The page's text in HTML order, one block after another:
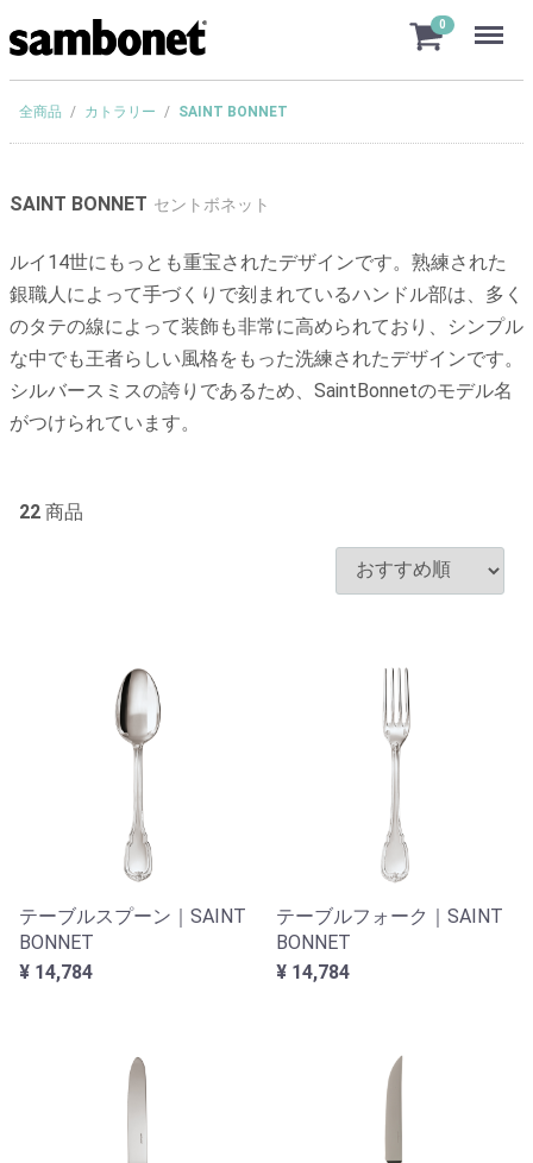
0 Menu
全商品 カトラリー SAINT BONNET
SAINT BONNET セントボネット
ルイ14世にもっとも重宝されたデザインです。熟練された
銀職人によって手づくりで刻まれているハンドル部は、多く
のタテの線によって装飾も非常に高められており、シンプル
な中でも王者らしい風格をもった洗練されたデザインです。
シルバースミスの誇りであるため、SaintBonnetのモデル名
がつけられています。
22 商品
テーブルスプーン｜SAINT
BONNET
¥ 14,784
テーブルフォーク｜SAINT
BONNET
¥ 14,784